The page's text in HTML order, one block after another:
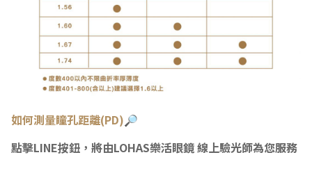
如何測量瞳孔距離(PD)🔎
點擊LINE按鈕，將由LOHAS樂活眼鏡 線上驗光師為您服務